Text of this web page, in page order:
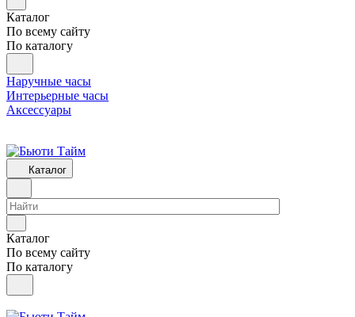
Каталог
По всему сайту
По каталогу
Наручные часы
Интерьерные часы
Аксессуары
Каталог
Каталог
По всему сайту
По каталогу